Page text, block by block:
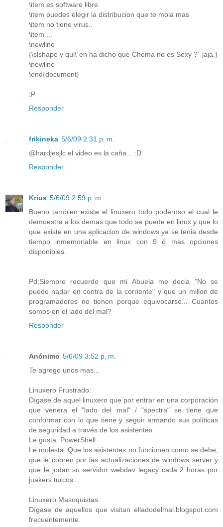
\item es software libre
\item puedes elegir la distribucion que te mola mas
\item no tiene virus..
\item ...
\newline
{\slshape y qui\´en ha dicho que Chema no es Sexy ?´ jaja.}
\newline
\end{document}
:P
Responder
frikineka 5/6/09 2:31 p. m.
@hardjesjlc el video es la caña .. :D
Responder
Krius 5/6/09 2:59 p. m.
Bueno tambien existe el linuxero todo poderoso el cual le
demuestra a los demas que todo se puede en linux y que lo
que existe en una aplicacion de windows ya se tenia desde
tiempo inmemoriable en linux con 9 ó mas opciones
disponibles.
Pd:Siempre recuerdo que mi Abuela me decia "No se
puede nadar en contra de la corriente" y que un millon de
programadores no tienen porque equivocarse... Cuantos
somos en el lado del mal?
Responder
Anónimo 5/6/09 3:52 p. m.
Te agrego unos mas...
Linuxero Frustrado:
Dígase de aquel linuxero que por entrar en una corporación
que venera el "lado del mal" / "spectra" se tiene que
conformar con lo que tiene y seguir armando sus políticas
de seguridad a través de los asistentes.
Le gusta: PowerShell
Le molesta: Que los asistentes no funcionen como se debe,
que le cobren por las actualizaciones de windows server y
que le jodan su servidor webdav legacy cada 2 horas por
juakers turcos...
Linuxero Masoquistas:
Dígase de aquellos que visitan elladodelmal.blogspot.com
frecuentemente.